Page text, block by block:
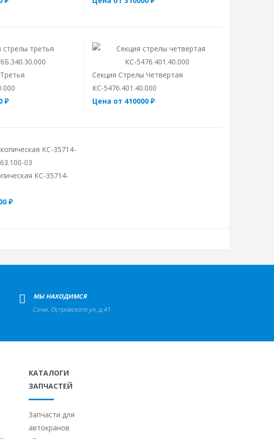
₽
Секция Стрелы Четвертая
КС-5476.401.40.000
Цена от 410000 ₽
КС-35714-
₽
МЫ НАХОДИМСЯ
Сочи, Островского ул, д.41
КАТАЛОГИ
ЗАПЧАСТЕЙ
Запчасти для
автокранов